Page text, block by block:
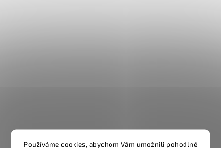
Používáme cookies, abychom Vám umožnili pohodlné